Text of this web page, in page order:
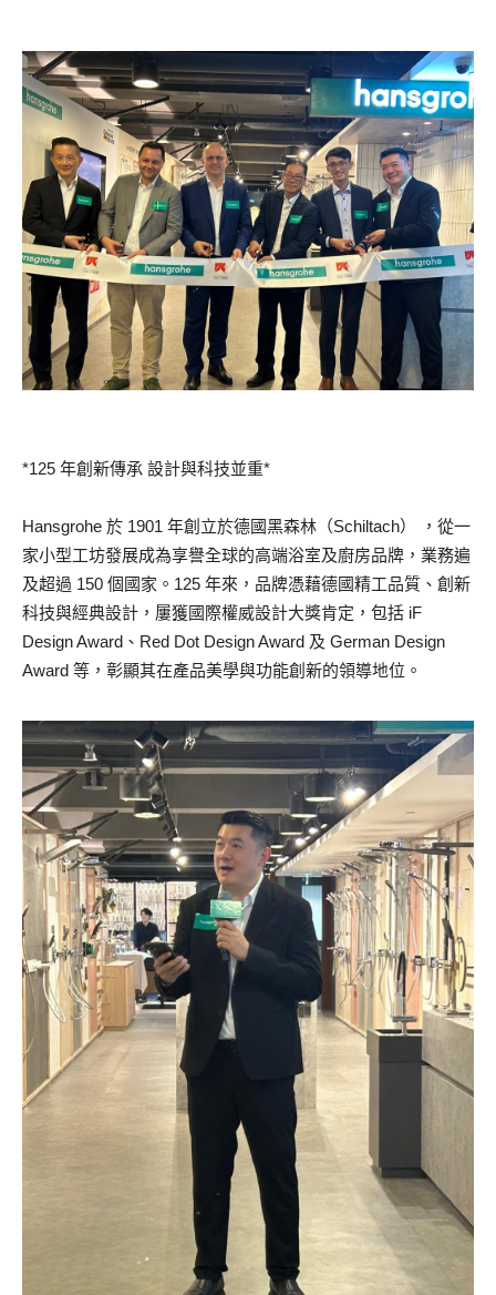
*125 年創新傳承 設計與科技並重*
Hansgrohe 於 1901 年創立於德國黑森林（Schiltach） ，從一
家小型工坊發展成為享譽全球的高端浴室及廚房品牌，業務遍
及超過 150 個國家。125 年來，品牌憑藉德國精工品質、創新
科技與經典設計，屢獲國際權威設計大獎肯定，包括 iF
Design Award、Red Dot Design Award 及 German Design
Award 等，彰顯其在產品美學與功能創新的領導地位。